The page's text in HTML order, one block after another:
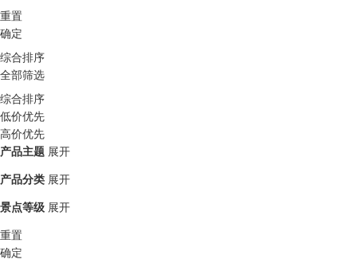
重置
确定
综合排序
全部筛选
综合排序
低价优先
高价优先
产品主题 展开
产品分类 展开
景点等级 展开
重置
确定